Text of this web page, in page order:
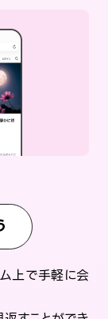
上で手軽に会